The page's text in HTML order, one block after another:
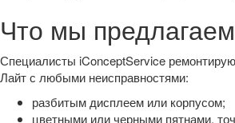
Что мы предлагаем
Специалисты iConceptService
Лайт с любыми неисправностями:
разбитым дисплеем или корпусом;
цветными или черными пятнами,